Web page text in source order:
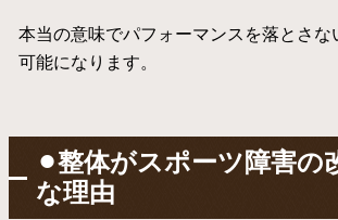
本当の意味でパフォーマンスを落とさな
可能になります。
⚫︎整体がスポーツ障害の
な理由